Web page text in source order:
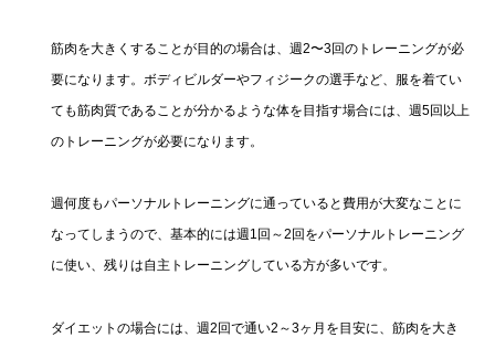
筋肉を大きくすることが目的の場合は、週2〜3回のトレーニングが必
要になります。ボディビルダーやフィジークの選手など、服を着てい
ても筋肉質であることが分かるような体を目指す場合には、週5回以上
のトレーニングが必要になります。
週何度もパーソナルトレーニングに通っていると費用が大変なことに
なってしまうので、基本的には週1回～2回をパーソナルトレーニング
に使い、残りは自主トレーニングしている方が多いです。
ダイエットの場合には、週2回で通い2～3ヶ月を目安に、筋肉を大き